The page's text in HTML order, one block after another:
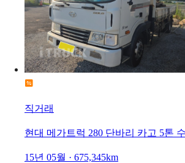
직거래
현대 메가트럭 280 단바리 카고 5톤
15년 05월 · 675,345km